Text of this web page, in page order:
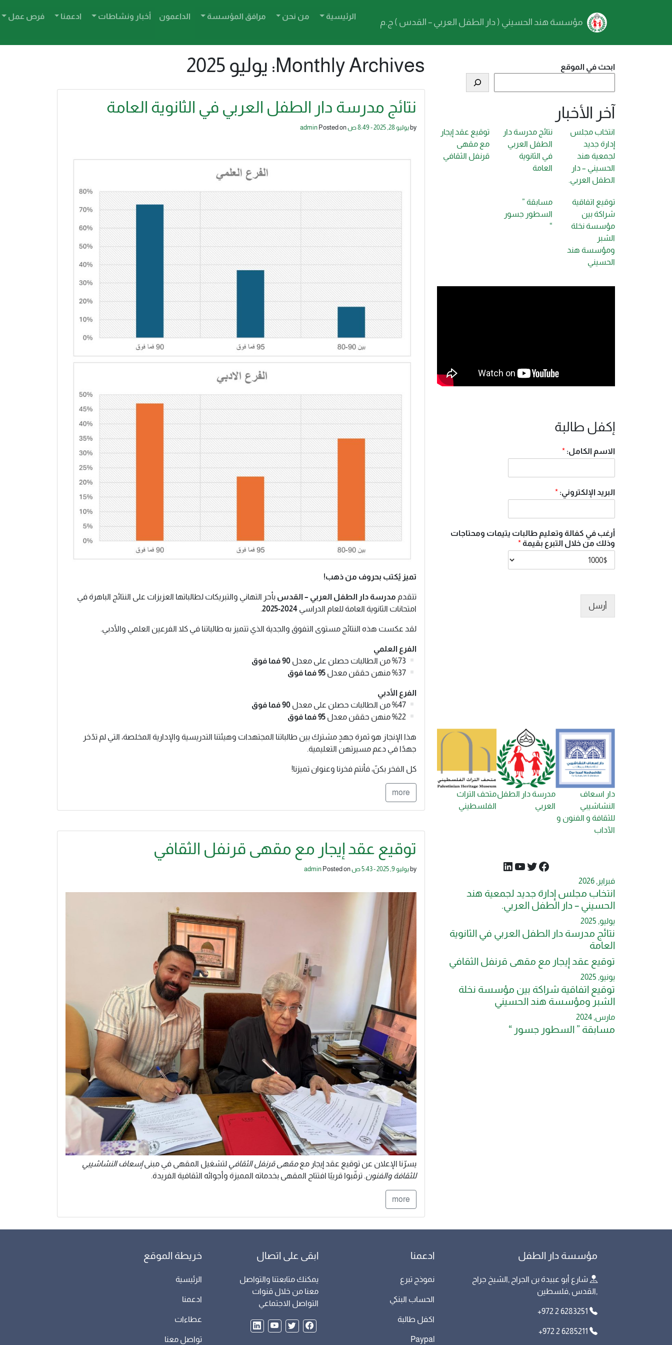
مؤسسة هند الحسيني ( دار الطفل العربي – القدس ) ج.م
الرئيسية من نحن مرافق المؤسسة الداعمون أخبار ونشاطات ادعمنا فرص عمل
Monthly Archives: يوليو 2025
نتائج مدرسة دار الطفل العربي في الثانوية العامة
Posted on يوليو 28, 2025 - 8:49 ص by
admin
تميز يُكتب بحروف من ذهب!
تتقدم مدرسة دار الطفل العربي – القدس بأحر التهاني والتبريكات لطالباتها العزيزات على النتائج الباهرة في
امتحانات الثانوية العامة للعام الدراسي 2024-2025
.
لقد عكست هذه النتائج مستوى التفوق والجدية الذي تتميز به طالباتنا في كلا الفرعين العلمي والأدبي.
الفرع العلمي
90 فما فوق
%37 منهن حققن معدل
95 فما فوق
الفرع الأدبي
%47 من الطالبات حصلن على معدل
90 فما فوق
95 فما فوق
هذا الإنجاز هو ثمرة جهدٍ مشترك بين طالباتنا المجتهدات وهيئتنا التدريسية والإدارية المخلصة، التي لم تدّخر
جهدًا في دعم مسيرتهن التعليمية.
كل الفخر بكنّ، فأنتم فخرنا وعنوان تميزنا!
more
توقيع عقد إيجار مع مقهى قرنفل الثقافي
Posted on يوليو 9, 2025 - 5:43 ص by
admin
يسرّنا الإعلان عن توقيع عقد إيجار معمقهى قرنفل الثقافي لتشغيل المقهى في مبنىإسعاف النشاشيبي
للثقافة والفنون. ترقّبوا قريبًا افتتاح المقهى بخدماته المميزة وأجوائه الثقافية الفريدة.
more
ابحث في الموقع
آخر الأخبار
انتخاب مجلس
إدارة جديد
لجمعية هند
الحسيني – دار
الطفل العربي.
نتائج مدرسة دار
الطفل العربي
في الثانوية
العامة
توقيع عقد إيجار
مع مقهى
قرنفل الثقافي
توقيع اتفاقية
شراكة بين
مؤسسة نخلة
الشبر
ومؤسسة هند
الحسيني
مسابقة ”
السطور جسور
“
إكفل طالبة
الاسم الكامل: *
البريد الإلكتروني: *
أرغب في كفالة وتعليم طالبات يتيمات ومحتاجات
وذلك من خلال التبرع بقيمة *
أرسل
دار اسعاف
النشاشيبي
للثقافة و الفنون و
الآداب
مدرسة دار الطفل
العربي
متحف التراث
الفلسطيني
فيسبوك
تويتريوتيوب
لينكد إن
فبراير, 2026
انتخاب مجلس إدارة جديد لجمعية هند
الحسيني – دار الطفل العربي.
يوليو, 2025
نتائج مدرسة دار الطفل العربي في الثانوية
العامة
توقيع عقد إيجار مع مقهى قرنفل الثقافي
يونيو, 2025
توقيع اتفاقية شراكة بين مؤسسة نخلة
الشبر ومؤسسة هند الحسيني
مارس, 2024
مسابقة ” السطور جسور “
مؤسسة دار الطفل
شارع أبو عبيدة بن الجراح ,الشيخ جراح
,القدس ,فلسطين
+972 2 6283251
+972 2 6285211
ادعمنا
نموذج تبرع
الحساب البنكي
اكفل طالبة
Paypal
ابقى على اتصال
يمكنك متابعتنا والتواصل
معنا من خلال قنوات
التواصل الاجتماعي
خريطة الموقع
الرئيسية
ادعمنا
عطاءات
تواصل معنا